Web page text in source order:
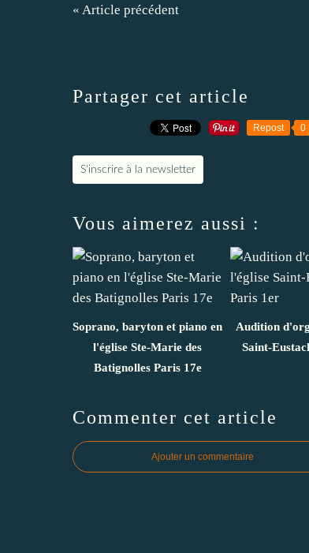
« Article précédent
Partager cet article
Repost 0
S'inscrire à la newsletter
Vous aimerez aussi :
Soprano, baryton et piano en
l'église Ste-Marie des
Batignolles Paris 17e
Audition
Saint-
Commenter cet article
Ajouter un commentaire